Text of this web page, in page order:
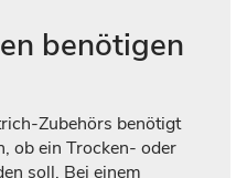
benötigen
Zubehörs benötigt
ob ein Trocken- oder
soll. Bei einem